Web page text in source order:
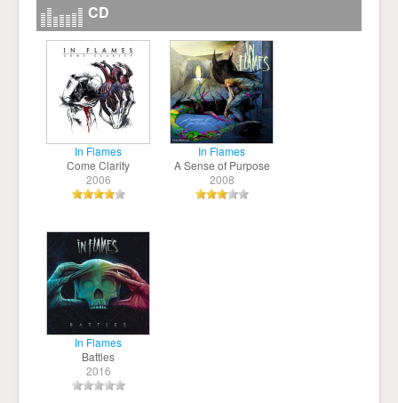
CD
In Flames
Come Clarity
2006
In Flames
A Sense of Purpose
2008
In Flames
Battles
2016